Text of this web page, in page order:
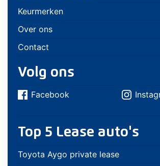
Keurmerken
Over ons
Contact
Volg ons
Facebook
Top 5 Lease auto's
Toyota Aygo private lease